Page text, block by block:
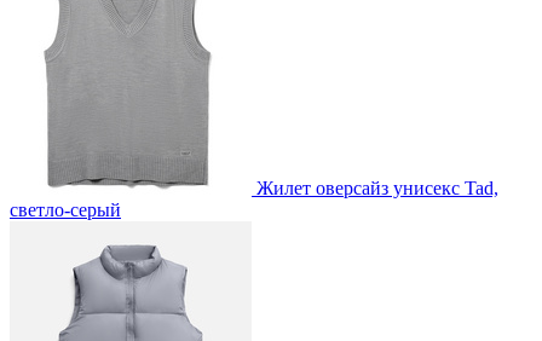
Жилет оверсайз унисекс Tad,
светло-серый